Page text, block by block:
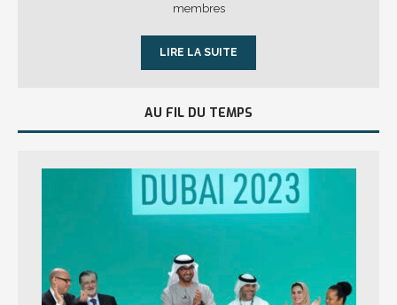
membres
LIRE LA SUITE
AU FIL DU TEMPS